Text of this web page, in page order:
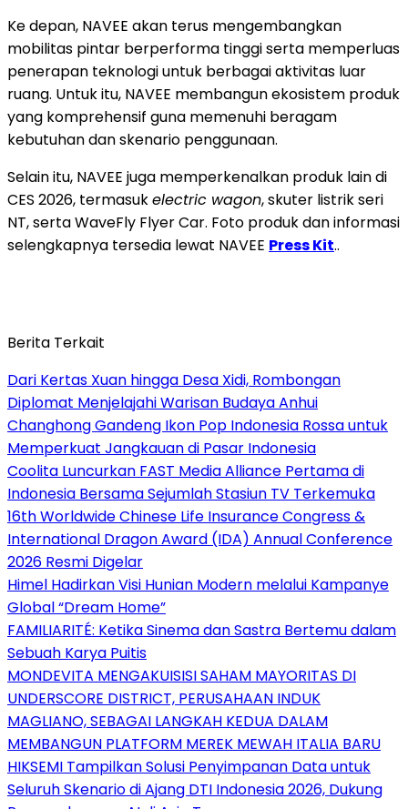
Ke depan, NAVEE akan terus mengembangkan
mobilitas pintar berperforma tinggi serta memperluas
penerapan teknologi untuk berbagai aktivitas luar
ruang. Untuk itu, NAVEE membangun ekosistem produk
yang komprehensif guna memenuhi beragam
kebutuhan dan skenario penggunaan.
Selain itu, NAVEE juga memperkenalkan produk lain di
CES 2026, termasukelectric wagon, skuter listrik seri
NT, serta WaveFly Flyer Car. Foto produk dan informasi
selengkapnya tersedia lewat NAVEE Press Kit..
Berita Terkait
Dari Kertas Xuan hingga Desa Xidi, Rombongan
Diplomat Menjelajahi Warisan Budaya Anhui
Changhong Gandeng Ikon Pop Indonesia Rossa untuk
Memperkuat Jangkauan di Pasar Indonesia
Coolita Luncurkan FAST Media Alliance Pertama di
Indonesia Bersama Sejumlah Stasiun TV Terkemuka
16th Worldwide Chinese Life Insurance Congress &
International Dragon Award (IDA) Annual Conference
2026 Resmi Digelar
Himel Hadirkan Visi Hunian Modern melalui Kampanye
Global “Dream Home”
FAMILIARITÉ: Ketika Sinema dan Sastra Bertemu dalam
Sebuah Karya Puitis
MONDEVITA MENGAKUISISI SAHAM MAYORITAS DI
UNDERSCORE DISTRICT, PERUSAHAAN INDUK
MAGLIANO, SEBAGAI LANGKAH KEDUA DALAM
MEMBANGUN PLATFORM MEREK MEWAH ITALIA BARU
HIKSEMI Tampilkan Solusi Penyimpanan Data untuk
Seluruh Skenario di Ajang DTI Indonesia 2026, Dukung